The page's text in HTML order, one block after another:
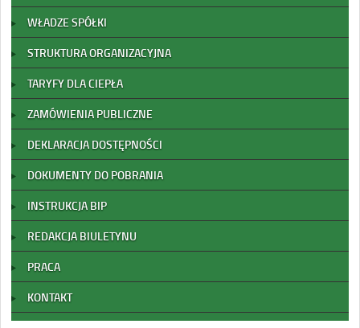
WŁADZE SPÓŁKI
STRUKTURA ORGANIZACYJNA
TARYFY DLA CIEPŁA
ZAMÓWIENIA PUBLICZNE
DEKLARACJA DOSTĘPNOŚCI
DOKUMENTY DO POBRANIA
INSTRUKCJA BIP
REDAKCJA BIULETYNU
PRACA
KONTAKT